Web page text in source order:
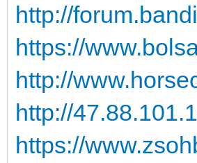
http://
https://
http://
http://
https://